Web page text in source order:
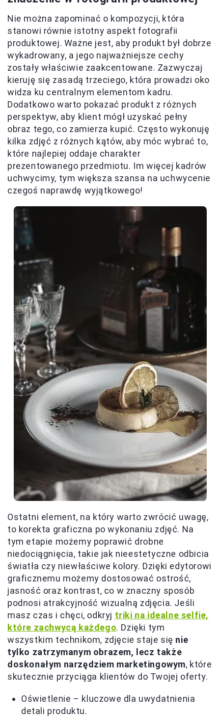
Nie można zapominać o kompozycji, która
stanowi równie istotny aspekt fotografii
produktowej. Ważne jest, aby produkt był dobrze
wykadrowany, a jego najważniejsze cechy
zostały właściwie zaakcentowane. Zazwyczaj
kieruję się zasadą trzeciego, która prowadzi oko
widza ku centralnym elementom kadru.
Dodatkowo warto pokazać produkt z różnych
perspektyw, aby klient mógł uzyskać pełny
obraz tego, co zamierza kupić. Często wykonuję
kilka zdjęć z różnych kątów, aby móc wybrać to,
które najlepiej oddaje charakter
prezentowanego przedmiotu. Im więcej kadrów
uchwycimy, tym większa szansa na uchwycenie
czegoś naprawdę wyjątkowego!
Ostatni element, na który warto zwrócić uwagę,
to korekta graficzna po wykonaniu zdjęć. Na
tym etapie możemy poprawić drobne
niedociągnięcia, takie jak nieestetyczne odbicia
światła czy niewłaściwe kolory. Dzięki edytorowi
graficznemu możemy dostosować ostrość,
jasność oraz kontrast, co w znaczny sposób
podnosi atrakcyjność wizualną zdjęcia. Jeśli
masz czas i chęci, odkryj triki na idealne selfie,
które zachwycą każdego. Dzięki tym
wszystkim technikom, zdjęcie staje się nie
tylko zatrzymanym obrazem, lecz także
doskonałym narzędziem marketingowym, które
skutecznie przyciąga klientów do Twojej oferty.
Oświetlenie – kluczowe dla uwydatnienia
detali produktu.